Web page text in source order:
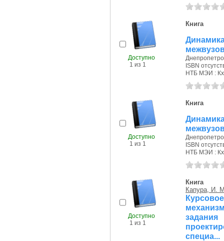
Доступно
1 из 1
Книга
ISBN
НТБ МЭИ : Кх
Доступно
1 из 1
Книга
ISBN
НТБ МЭИ : Кх
Доступно
1 из 1
Книга
Капура, И.
специа...